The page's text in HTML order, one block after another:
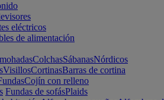
eléctricos
de alimentación
ColchasSábanasNórdicos
VisillosCortinasBarras de cortina
Cojín con relleno
Fundas de sofásPlaids